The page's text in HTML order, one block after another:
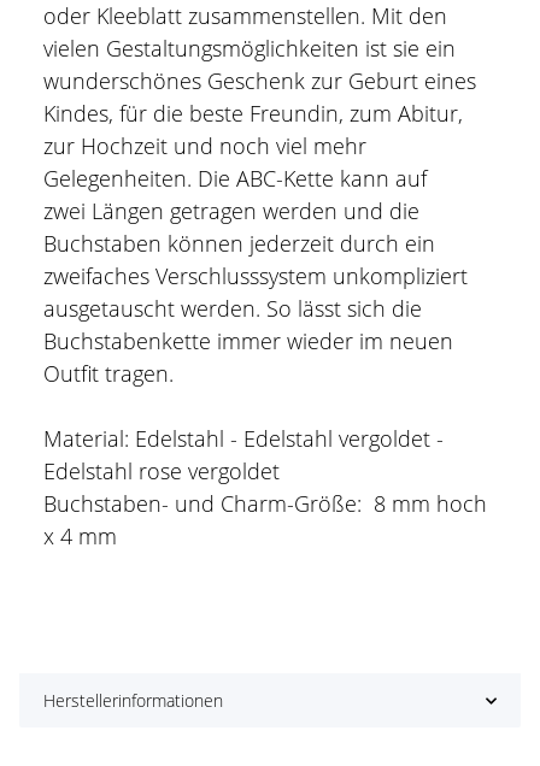
oder Kleeblatt zusammenstellen. Mit den
vielen Gestaltungsmöglichkeiten ist sie ein
wunderschönes Geschenk zur Geburt eines
Kindes, für die beste Freundin, zum Abitur,
zur Hochzeit und noch viel mehr
Gelegenheiten. Die ABC-Kette kann auf
zwei Längen getragen werden und die
Buchstaben können jederzeit durch ein
zweifaches Verschlusssystem unkompliziert
ausgetauscht werden. So lässt sich die
Buchstabenkette immer wieder im neuen
Outfit tragen.
Material: Edelstahl - Edelstahl vergoldet -
Edelstahl rose vergoldet
Buchstaben- und Charm-Größe: 8 mm hoch
x 4 mm
Herstellerinformationen